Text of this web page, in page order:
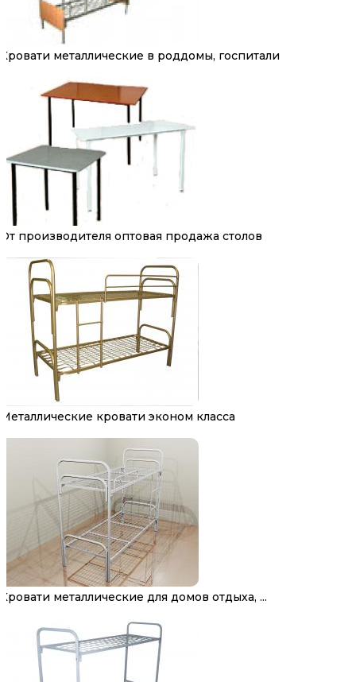
Кровати металлические в роддомы, госпитали
От производителя оптовая продажа столов
Металлические кровати эконом класса
Кровати металлические для домов отдыха, ...